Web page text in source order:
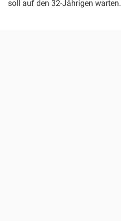
soll auf den 32-Jährigen warten.